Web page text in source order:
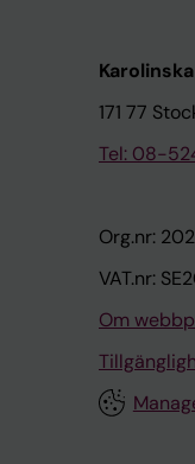
171 77
Tel: 08-
Org.nr:
VAT.nr:
Om